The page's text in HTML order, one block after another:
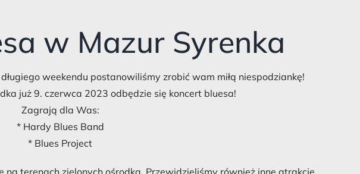
w Mazur Syrenka
weekendu postanowiliśmy zrobić wam miłą niespodziankę!
już 9. czerwca 2023 odbędzie się koncert bluesa!
Zagrają dla Was:
* Hardy Blues Band
* Blues Project
na terenach zielonych ośrodka. Przewidzieliśmy również inne atrakcje